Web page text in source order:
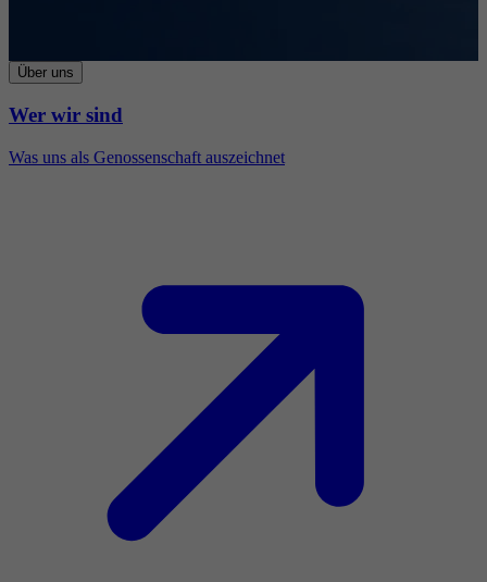
Über uns
Wer wir sind
Was uns als Genossenschaft auszeichnet